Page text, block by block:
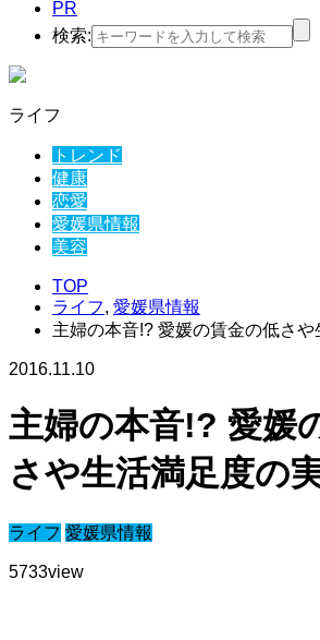
PR
検索:
ライフ
トレンド
健康
恋愛
愛媛県情報
美容
TOP
ライフ, 愛媛県情報
主婦の本音!? 愛媛の賃金の低さ
2016.11.10
主婦の本音!? 愛媛
さや生活満足度の
ライフ 愛媛県情報
5733view